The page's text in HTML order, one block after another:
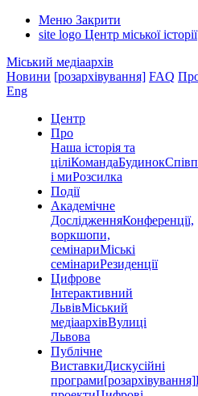
Меню Закрити
site logo Центр міської історії
Міський медіаархів
Новини [розархівування] FAQ
Eng
Центр
Про
Наша історія та
ціліКомандаБудинок
і миРозсилка
Події
Академічне
ДослідженняКонференції,
воркшопи,
семінариМіські
семінариРезиденції
Цифрове
Інтерактивний
ЛьвівМіський
медіаархівВулиці
Львова
Публічне
ВиставкиДискусійні
програми[розархівування]